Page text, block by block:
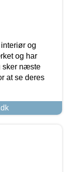
og
og har
sker næste
at se deres